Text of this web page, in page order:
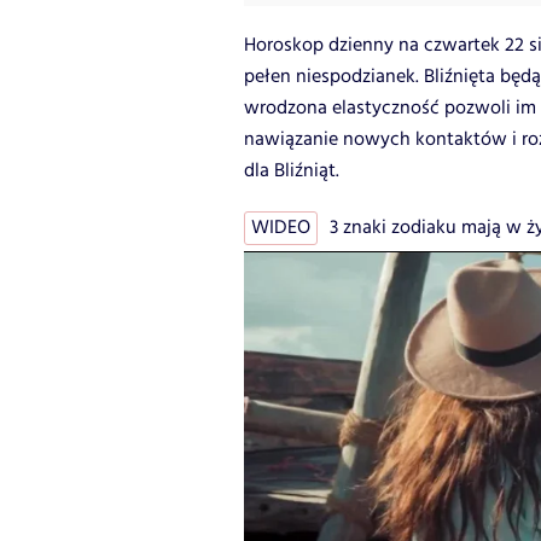
Horoskop dzienny na czwartek 22
pełen niespodzianek. Bliźnięta
wrodzona elastyczność pozwoli
nawiązanie nowych kontaktów i
dla Bliźniąt.
WIDEO 3 znaki zodiaku mają w